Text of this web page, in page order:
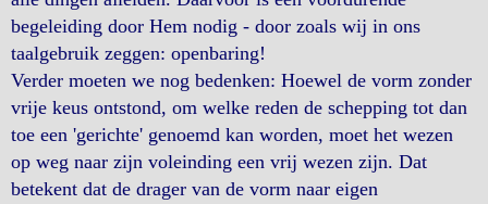
begeleiding door Hem nodig - door zoals wij in ons
taalgebruik zeggen: openbaring!
Verder moeten we nog bedenken: Hoewel de vorm zonder
vrije keus ontstond, om welke reden de schepping tot dan
toe een 'gerichte' genoemd kan worden, moet het wezen
op weg naar zijn voleinding een vrij wezen zijn. Dat
betekent dat de drager van de vorm naar eigen